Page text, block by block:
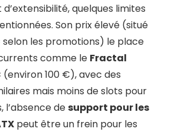
quelques limites
Son prix élevé (situé
selon les promotions) le place
comme le Fractal
(environ 100 €), avec des
mais moins de slots pour
l’absence desupport pour les
peut être un frein pour les